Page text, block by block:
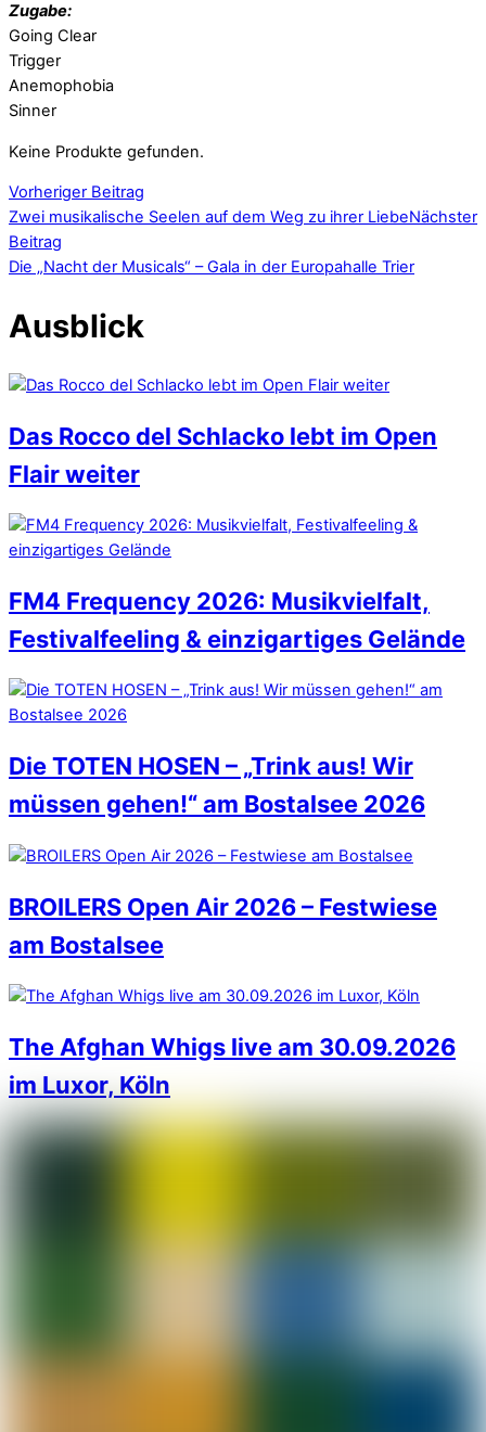
Zugabe:
Going Clear
Trigger
Anemophobia
Sinner
Keine Produkte gefunden.
Vorheriger Beitrag
Zwei musikalische Seelen auf dem Weg zu ihrer LiebeNächster
Beitrag
Die „Nacht der Musicals“ – Gala in der Europahalle Trier
Ausblick
Das Rocco del Schlacko lebt im Open
Flair weiter
FM4 Frequency 2026: Musikvielfalt,
Festivalfeeling & einzigartiges Gelände
Die TOTEN HOSEN – „Trink aus! Wir
müssen gehen!“ am Bostalsee 2026
BROILERS Open Air 2026 – Festwiese
am Bostalsee
The Afghan Whigs live am 30.09.2026
im Luxor, Köln